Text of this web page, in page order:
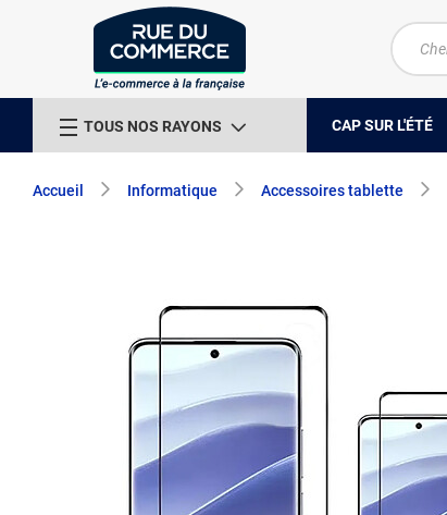
TOUS NOS RAYONS CAP SUR L'ÉTÉ
Accueil Informatique Accessoires tablette